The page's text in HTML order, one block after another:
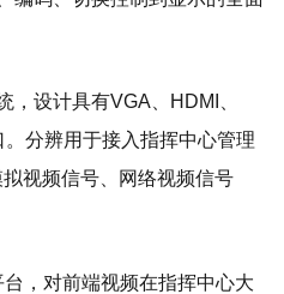
，设计具有VGA、HDMI、
分辨用于接入指挥中心管理
视频信号、网络视频信号
台，对前端视频在指挥中心大